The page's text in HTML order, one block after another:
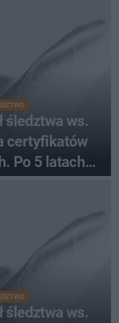
śledztwa ws.
certyfikatów
Po 5 latach
sprawę
śledztwa ws.